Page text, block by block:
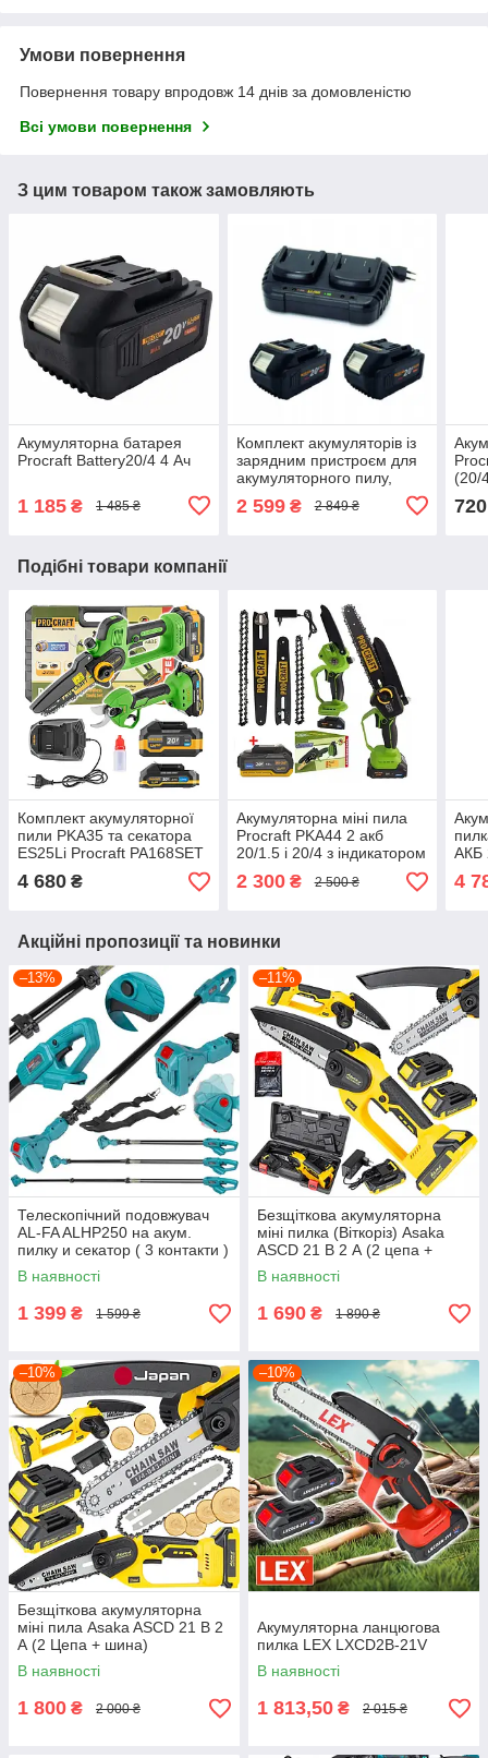
Умови повернення
Повернення товару впродовж 14 днів за домовленістю
Всі умови повернення
З цим товаром також замовляють
Акумуляторна батарея
Procraft Battery20/4 4 Ач
1 185 ₴ 1 485 ₴
Комплект акумуляторів із
зарядним пристроєм для
акумуляторного пилу,
Procraft 2 шт 20 В / 4 Ам
2 599₴ 2 849 ₴
(20/
720
Подібні товари компанії
Комплект акумуляторної
пили PKA35 та секатора
ES25Li Procraft PA168SET
(2 акб)
4 680 ₴
Акумуляторна міні пила
Procraft PKA44 2 акб
20/1.5 і 20/4 з індикатором
2 300₴ 2 500 ₴
АКБ
4
Акційні пропозиції та новинки
–13%
Телескопічний подовжувач
AL-FA ALHP250 на акум.
пилку и секатор ( 3 контакти )
В наявності
1 399 ₴ 1 599 ₴
–11%
Безщіткова акумуляторна
міні пилка (Віткоріз) Asaka
ASCD 21 В 2 А (2 цепа +
шина)
В наявності
1 690 ₴ 1 890 ₴
–10%
Безщіткова акумуляторна
міні пила Asaka ASCD 21 В 2
А (2 Цепа + шина)
В наявності
1 800 ₴ 2 000 ₴
–10%
Акумуляторна ланцюгова
пилка LEX LXCD2B-21V
В наявності
1 813,50 ₴ 2 015 ₴